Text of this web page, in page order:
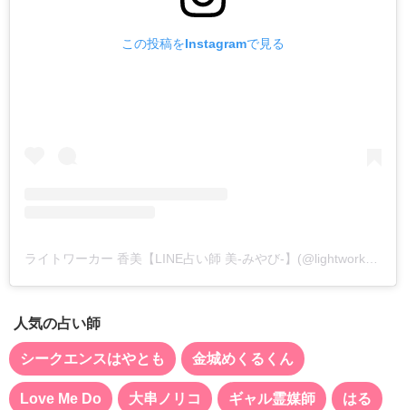
この投稿をInstagramで見る
ライトワーカー 香美【LINE占い師 美-みやび-】(@lightworker_koumi)がシェアした投稿
人気の占い師
シークエンスはやとも 金城めくるくん
Love Me Do 大串ノリコ ギャル霊媒師 はる